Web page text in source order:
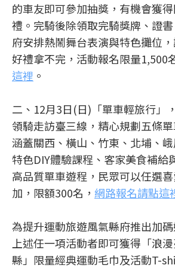
的車友即可參加抽獎，有機會獲
禮。完騎後除領取完騎獎牌、證
府安排熱鬧舞台表演與特色攤位
好禮拿不完，活動報名限量1,500
這裡 。
二、12月3日(日)「單車輕旅行」
領騎走訪臺三線，精心規劃五條單
涵蓋關西、橫山、竹東、北埔、
特色DIY體驗課程、客家美食補給
高品質單車遊程，民眾可以任選
加，限額300名， 網路報名請點這
為提升運動旅遊風氣縣府推出加
上述任一項活動者即可獲得「浪
縣」限量經典運動毛巾及活動T-